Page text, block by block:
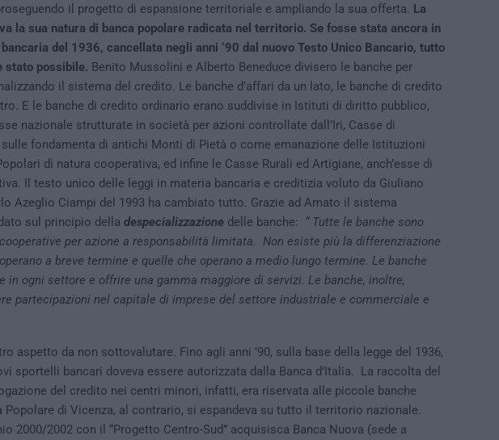
il progetto di espansione territoriale e ampliando la sua offerta. La
la sua natura di banca popolare radicata nel territorio. Se fosse stata ancora in
del 1936, cancellata negli anni ‘90 dal nuovo Testo Unico Bancario, tutto
stato possibile. Benito Mussolini e Alberto Beneduce divisero le banche per
il sistema del credito. Le banche d’affari da un lato, le banche di credito
E le banche di credito ordinario erano suddivise in Istituti di diritto pubblico,
nazionale strutturate in società per azioni controllate dall’Iri, Casse di
fondamenta di antichi Monti di Pietà o come emanazione delle Istituzioni
di natura cooperativa, ed infine le Casse Rurali ed Artigiane, anch’esse di
Il testo unico delle leggi in materia bancaria e creditizia voluto da Giuliano
Azeglio Ciampi del 1993 ha cambiato tutto. Grazie ad Amato il sistema
sul principio della despecializzazione delle banche: “ Tutte le banche sono
per azione a responsabilità limitata. Non esiste più la differenziazione
a breve termine e quelle che operano a medio lungo termine. Le banche
in ogni settore e offrire una gamma maggiore di servizi. Le banche, inoltre,
partecipazioni nel capitale di imprese del settore industriale e commerciale e
aspetto da non sottovalutare. Fino agli anni ’90, sulla base della legge del 1936,
sportelli bancari doveva essere autorizzata dalla Banca d’Italia. La raccolta del
del credito nei centri minori, infatti, era riservata alle piccole banche
Popolare di Vicenza, al contrario, si espandeva su tutto il territorio nazionale.
2000/2002 con il “Progetto Centro-Sud” acquisisca Banca Nuova (sede a